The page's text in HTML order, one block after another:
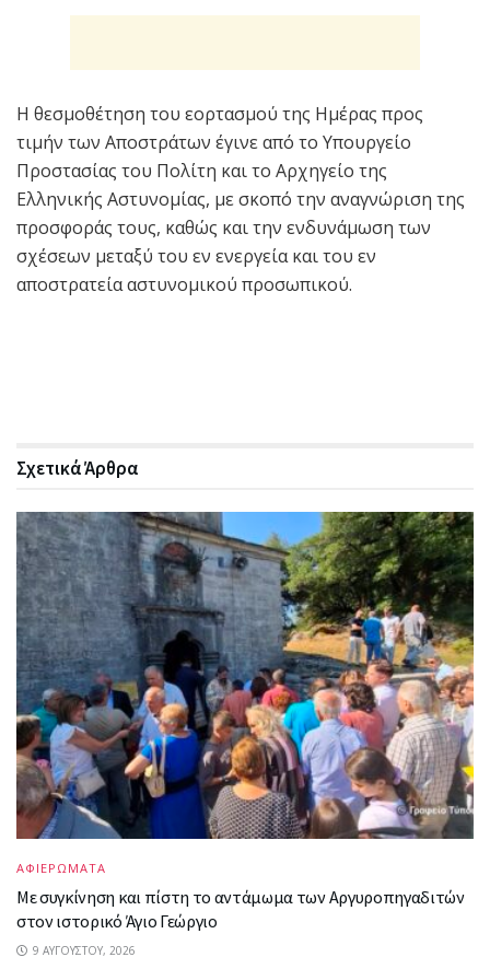
Η θεσμοθέτηση του εορτασμού της Ημέρας προς
τιμήν των Αποστράτων έγινε από το Υπουργείο
Προστασίας του Πολίτη και το Αρχηγείο της
Ελληνικής Αστυνομίας, με σκοπό την αναγνώριση της
προσφοράς τους, καθώς και την ενδυνάμωση των
σχέσεων μεταξύ του εν ενεργεία και του εν
αποστρατεία αστυνομικού προσωπικού.
ΣχετικάΆρθρα
ΑΦΙΕΡΩΜΑΤΑ
Με συγκίνηση και πίστη το αντάμωμα των Αργυροπηγαδιτών
στον ιστορικό Άγιο Γεώργιο
9 ΑΥΓΟΎΣΤΟΥ, 2026